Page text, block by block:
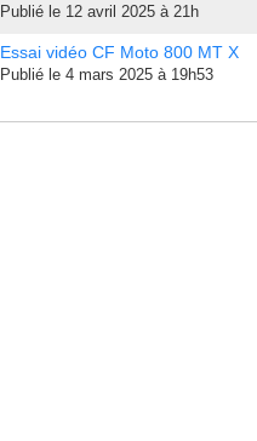
Publié le 12 avril 2025 à 21h
Essai vidéo CF Moto 800 MT X
Publié le 4 mars 2025 à 19h53